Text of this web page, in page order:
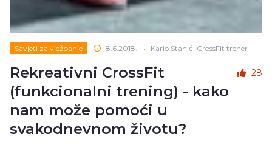
Savjeti za vježbanje 8.6.2018. • Karlo Stanić, CrossFit trener
Rekreativni CrossFit
(funkcionalni trening) - kako
nam može pomoći u
svakodnevnom životu?
28